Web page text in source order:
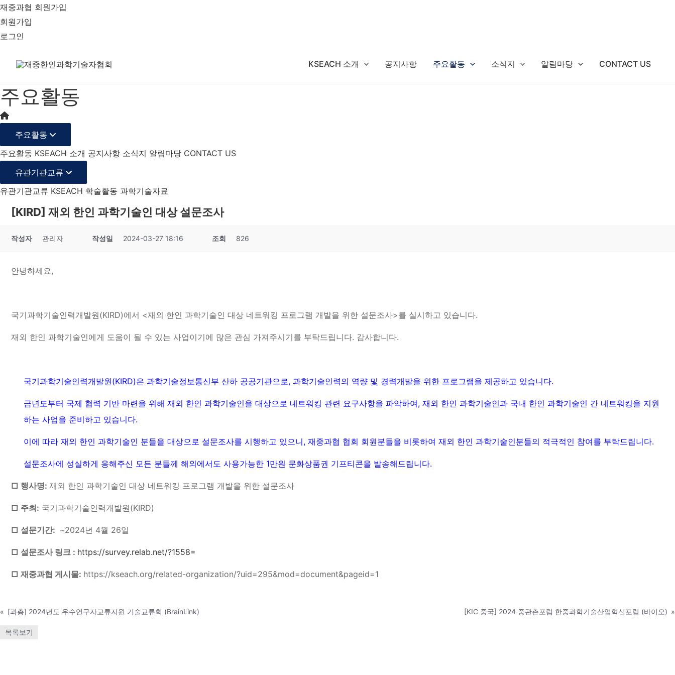
재중과협 회원가입
회원가입
로그인
KSEACH 소개 공지사항 주요활동 소식지 알림마당 CONTACT US
주요활동
주요활동
주요활동 KSEACH 소개 공지사항 소식지 알림마당 CONTACT US
유관기관교류
유관기관교류 KSEACH 학술활동 과학기술자료
[KIRD] 재외 한인 과학기술인 대상 설문조사
작성자 관리자 작성일 2024-03-27 18:16 조회 826
안녕하세요,
국기과학기술인력개발원(KIRD)에서 <재외 한인 과학기술인 대상 네트워킹 프로그램 개발을 위한 설문조사>를 실시하고 있습니다.
재외 한인 과학기술인에게 도움이 될 수 있는 사업이기에 많은 관심 가져주시기를 부탁드립니다. 감사합니다.
국기과학기술인력개발원(KIRD)은 과학기술정보통신부 산하 공공기관으로, 과학기술인력의 역량 및 경력개발을 위한 프로그램을 제공하고 있습니다.
금년도부터 국제 협력 기반 마련을 위해 재외 한인 과학기술인을 대상으로 네트워킹 관련 요구사항을 파악하여, 재외 한인 과학기술인과 국내 한인 과학기술인 간 네트워킹을 지원
하는 사업을 준비하고 있습니다.
이에 따라 재외 한인 과학기술인 분들을 대상으로 설문조사를 시행하고 있으니, 재중과협 협회 회원분들을 비롯하여 재외 한인 과학기술인분들의 적극적인 참여를 부탁드립니다.
설문조사에 성실하게 응해주신 모든 분들께 해외에서도 사용가능한 1만원 문화상품권 기프티콘을 발송해드립니다.
□ 행사명: 재외 한인 과학기술인 대상 네트워킹 프로그램 개발을 위한 설문조사
□ 주최: 국기과학기술인력개발원(KIRD)
□ 설문기간: ~2024년 4월 26일
□ 설문조사 링크 : https://survey.relab.net/?1558=
□ 재중과협 게시물: https://kseach.org/related-organization/?uid=295&mod=document&pageid=1
« [과총] 2024년도 우수연구자교류지원 기술교류회 (BrainLink) [KIC 중국] 2024 중관촌포럼 한중과학기술산업혁신포럼 (바이오) »
목록보기